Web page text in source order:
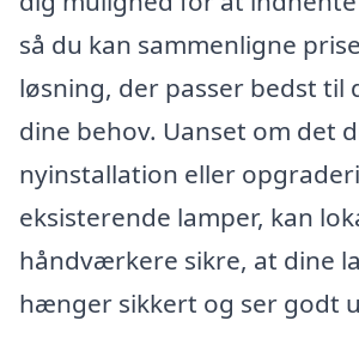
så du kan sammenligne
løsning, der passer bedst til
dine behov. Uanset om det
nyinstallation eller
eksisterende lamper, kan
håndværkere sikre, at dine
hænger sikkert og ser godt